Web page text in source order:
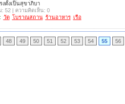
งตั้งเป็นสุขาภิบา
: 52 | ความคิดเห็น: 0
วัด โบราณสถาน ร้านอาหาร เรือ
48 49 50 51 52 53 54 55 56